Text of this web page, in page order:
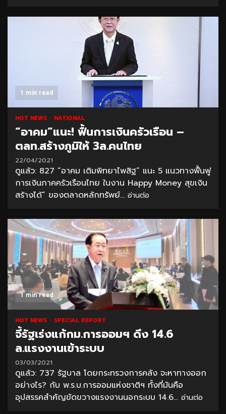
1 min read
HOT NEWS NATIONAL
“อาคม”แนะ! ฟื้นการเงินครัวเรือน –
ตลท.สร้างภูมิให้ 3ล.คนไทย
22/04/2021
ดูแล้ว: 827 “อาคม เติมพิทยาไพสิฐ” แนะ 5 แนวทางฟื้นฟู
การเงินภาคครัวเรือนไทย ในงาน Happy Money สุขเงิน
สร้างได้” ของตลาดหลักทรัพย์... อ่านต่อ
1 min read
HOT NEWS SPECIAL REPORT
จี้รัฐเร่งแก้กม.การออมฯ ดึง 14.6
ล.แรงงานเข้าระบบ
03/03/2021
ดูแล้ว: 737 รัฐบาล โดยกระทรวงการคลัง จะหาทางออก
อย่างไร? กับ พ.ร.บ.การออมแห่งชาติฯ ทั้งที่มันคือ
อุปสรรคสำคัญขัดขวางแรงงานนอกระบบ 14.6... อ่านต่อ